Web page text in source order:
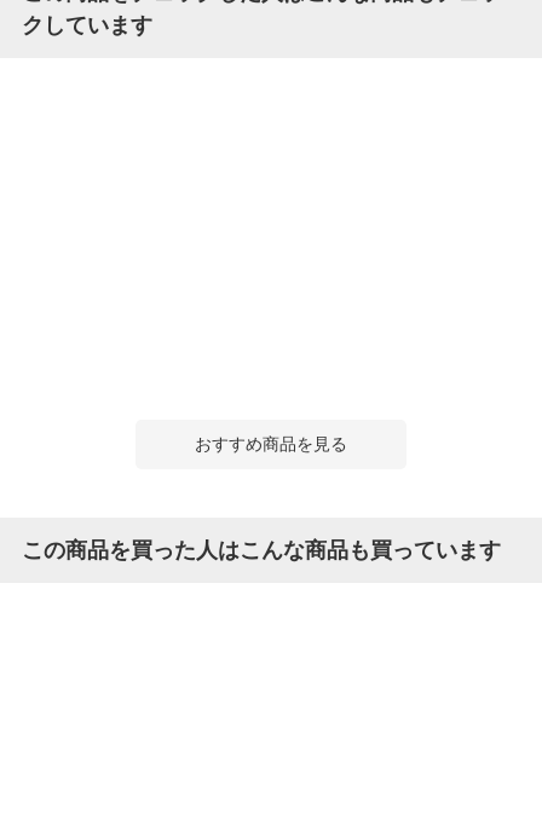
クしています
おすすめ商品を見る
この商品を買った人はこんな商品も買っています